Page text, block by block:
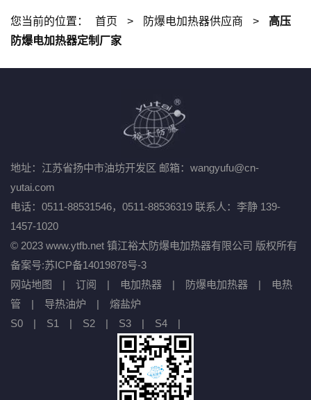
您当前的位置： 首页 > 防爆电加热器供应商 >
高压
防爆电加热器定制厂家
地址：江苏省扬中市油坊开发区 邮箱：wangyufu@cn-
yutai.com
电话：0511-88531546，0511-88536319 联系人：李静 139-
1457-1020
© 2023 www.ytfb.net 镇江裕太防爆电加热器有限公司 版权所有
备案号:苏ICP备14019878号-3
网站地图
| 订阅 | 电加热器 | 防爆电加热器 |
电热
管
| 导热油炉 |
熔盐炉
S0
| S1 | S2 | S3 | S4 |